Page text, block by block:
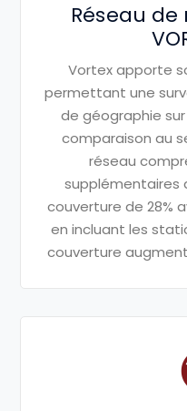
Réseau
Vortex apporte
permettant une
de géographie sur
comparaison au
réseau
supplémentaires
couverture de 28%
en incluant les
couverture